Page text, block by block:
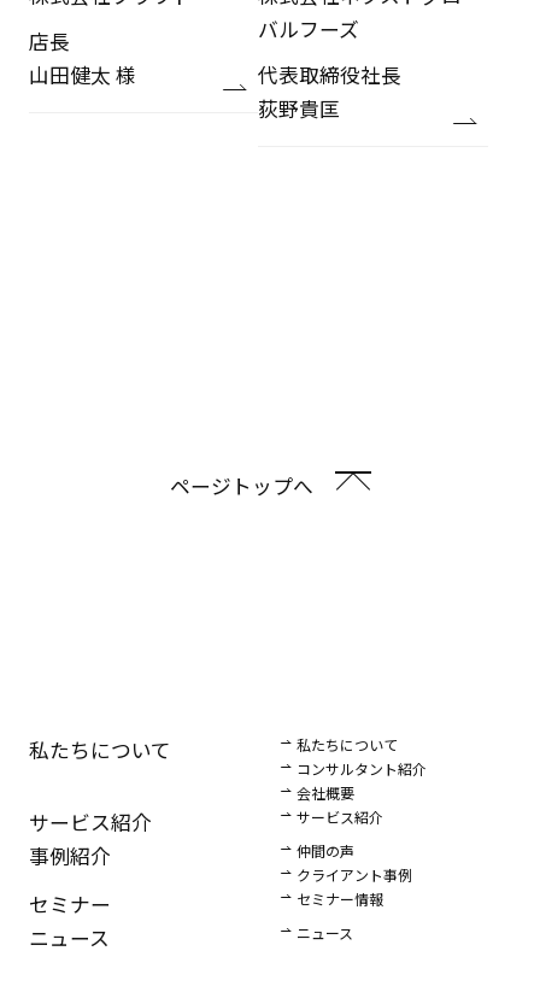
店長
山田健太 様
バルフーズ
代表取締役社長
荻野貴匡
ページトップへ
私たちについて
私たちについて
コンサルタント紹介
会社概要
サービス紹介 サービス紹介
事例紹介
仲間の声
クライアント事例
セミナー セミナー情報
ニュース ニュース